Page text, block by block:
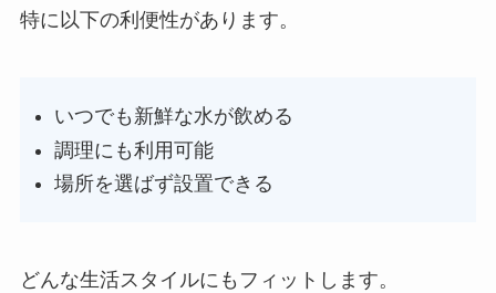
特に以下の利便性があります。
いつでも新鮮な水が飲める
調理にも利用可能
場所を選ばず設置できる
どんな生活スタイルにもフィットします。